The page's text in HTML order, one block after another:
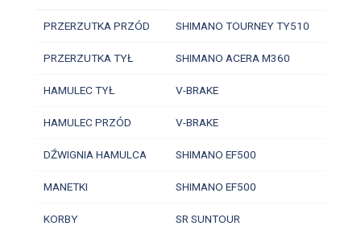
PRZERZUTKA PRZÓD SHIMANO TOURNEY TY510
PRZERZUTKA TYŁ SHIMANO ACERA M360
HAMULEC TYŁ V-BRAKE
HAMULEC PRZÓD V-BRAKE
DŹWIGNIA HAMULCA SHIMANO EF500
MANETKI SHIMANO EF500
KORBY SR SUNTOUR